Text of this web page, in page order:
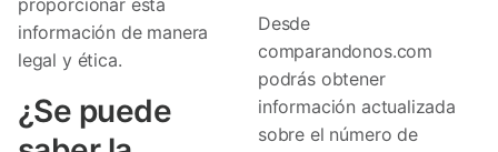
información de manera
legal y ética.
¿Se puede
Desde
comparandonos.com
podrás obtener
información actualizada
sobre el número de